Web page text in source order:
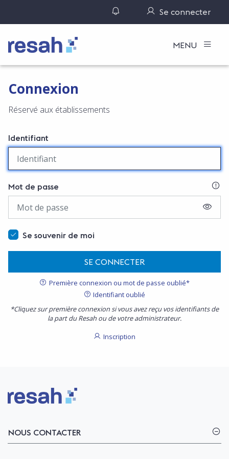
Gérer ses notifications
Se connecter
Logo Resah MENU
Connexion
Réservé aux établissements
Identifiant
Mot de passe
Se souvenir de moi
SE CONNECTER
Première connexion ou mot de passe oublié*
Identifiant oublié
*Cliquez sur première connexion si vous avez reçu vos identifiants de
la part du Resah ou de votre administrateur.
Inscription
Logo Resah
NOUS CONTACTER